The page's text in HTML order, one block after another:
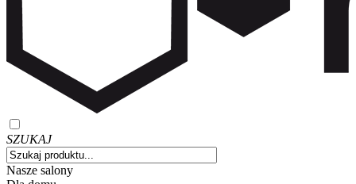
SZUKAJ
Nasze salony